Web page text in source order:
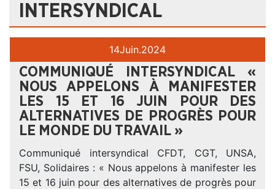
INTERSYNDICAL
14Juin.2024
COMMUNIQUÉ INTERSYNDICAL «
NOUS APPELONS À MANIFESTER
LES 15 ET 16 JUIN POUR DES
ALTERNATIVES DE PROGRÈS POUR
LE MONDE DU TRAVAIL »
Communiqué intersyndical CFDT, CGT, UNSA,
FSU, Solidaires : « Nous appelons à manifester les
15 et 16 juin pour des alternatives de progrès pour